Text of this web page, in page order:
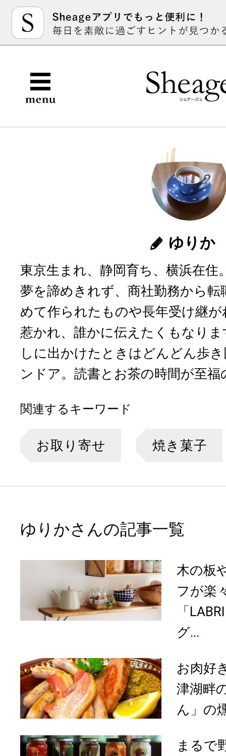
ゆりか
東京生まれ、静岡育ち、横浜在住
夢を諦めきれず、商社勤務から
めて作られたものや長年受け継
惹かれ、誰かに伝えたくもなり
しに出かけたときはどんどん歩
ンドア。読書とお茶の時間が至
関連するキーワード
お取り寄せ 焼き菓子
ゆりかさんの記事一覧
木の板
フが楽
「
グ...
お肉好
津湖畔
ん」の
まるで